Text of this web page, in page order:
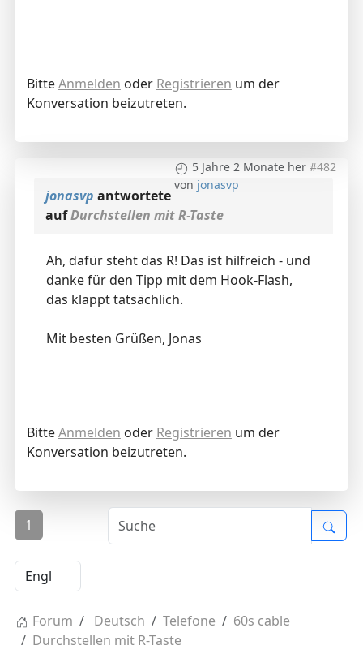
BitteAnmelden oder Registrieren um der
Konversation beizutreten.
5 Jahre 2 Monate her #482
von jonasvp
jonasvp antwortete
aufDurchstellen mit R-Taste
Ah, dafür steht das R! Das ist hilfreich - und
danke für den Tipp mit dem Hook-Flash,
das klappt tatsächlich.
Mit besten Grüßen, Jonas
BitteAnmelden oder Registrieren um der
Konversation beizutreten.
1
Forum Deutsch Telefone
60s cable
Durchstellen mit R-Taste